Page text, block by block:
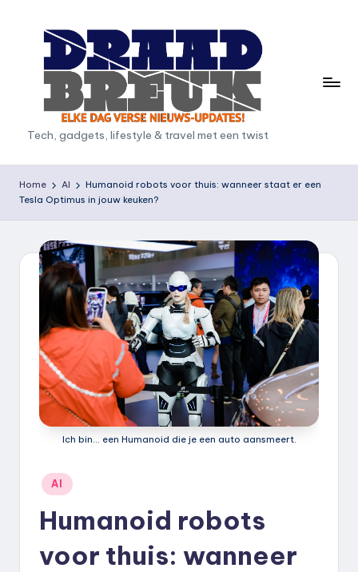
D
r
a
a
b
Tech, gadgets, lifestyle & travel met een twist
Home AI
Humanoid robots voor thuis: wanneer staat er een
Tesla Optimus in jouw keuken?
Ich bin... een Humanoid die je een auto aansmeert.
Geplaatst
in
AI
Humanoid robots
voor thuis: wanneer